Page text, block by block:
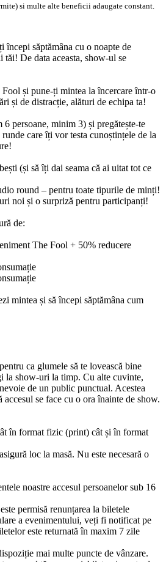
si multe alte beneficii adaugate constant.
săptămâna cu o noapte de
tăi! De data aceasta, show-ul se
și pune-ți mintea la încercare într-o
și de distracție, alături de echipa ta!
persoane, minim 3) și pregătește-te
care îți vor testa cunoștințele de la
(și să îți dai seama că ai uitat tot ce
round – pentru toate tipurile de minți!
noi și o surpriză pentru participanți!
de:
The Fool + 50% reducere
mintea și să începi săptămâna cum
ca glumele să te lovească bine
la show-uri la timp. Cu alte cuvinte,
de un public punctual. Acestea
se face cu o ora înainte de show.
în format fizic (print) cât și în format
loc la masă. Nu este necesară o
noastre accesul persoanelor sub 16
permisă renunțarea la biletele
a evenimentului, veți fi notificat pe
este returnată în maxim 7 zile
mai multe puncte de vânzare.